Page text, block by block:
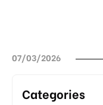
07/03/2026
Categories